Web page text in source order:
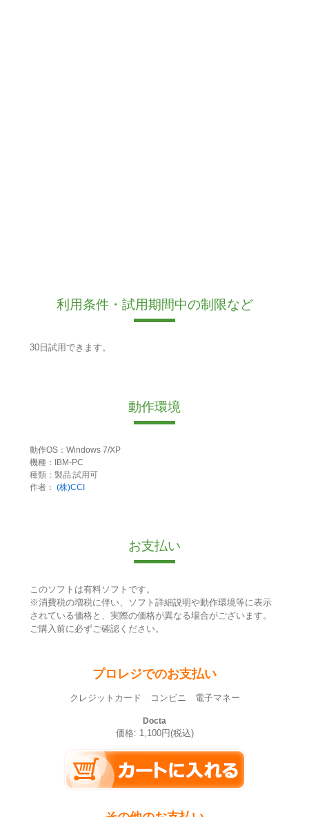
利用条件・試用期間中の制限など
30日試用できます。
動作環境
動作OS：Windows 7/XP
機種：IBM-PC
種類：製品:試用可
作者： (株)CCI
お支払い
このソフトは有料ソフトです。
※消費税の増税に伴い、ソフト詳細説明や動作環境等に表示
されている価格と、実際の価格が異なる場合がございます。
ご購入前に必ずご確認ください。
プロレジでのお支払い
クレジットカード コンビニ 電子マネー
Docta
価格: 1,100円(税込)